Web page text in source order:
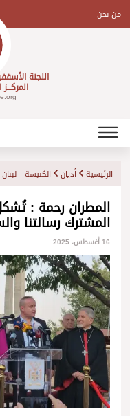
contentمن نحن
اللجنة
الرئيسية أديان الكنيسة - لبنان
المطران رحمة :
المشترك رسالتنا
16 أغسطس، 2025